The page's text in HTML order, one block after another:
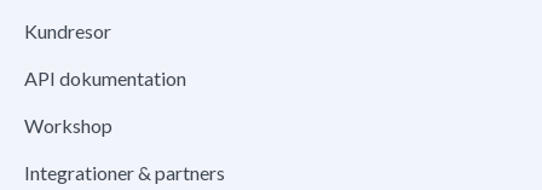
Kundresor
API dokumentation
Workshop
Integrationer & partners